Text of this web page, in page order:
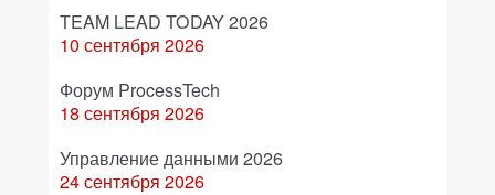
TEAM LEAD TODAY 2026
10 сентября 2026
Форум ProcessTech
18 сентября 2026
Управление данными 2026
24 сентября 2026